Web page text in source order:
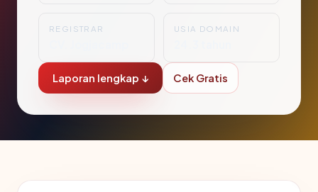
REGISTRAR USIA DOMAIN
Laporan lengkap ↓ Cek Gratis